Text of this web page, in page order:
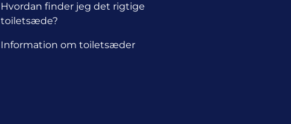
Hvordan finder jeg det rigtige
toiletsæde?
Information om toiletsæder